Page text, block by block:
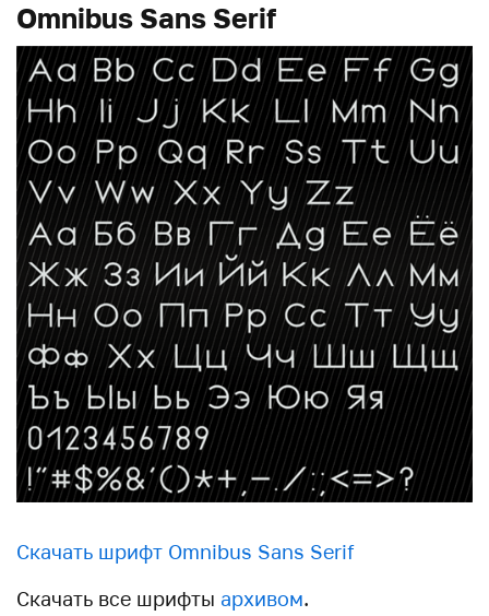
Omnibus Sans Serif
Скачать шрифт Omnibus Sans Serif
Скачать все шрифты архивом.